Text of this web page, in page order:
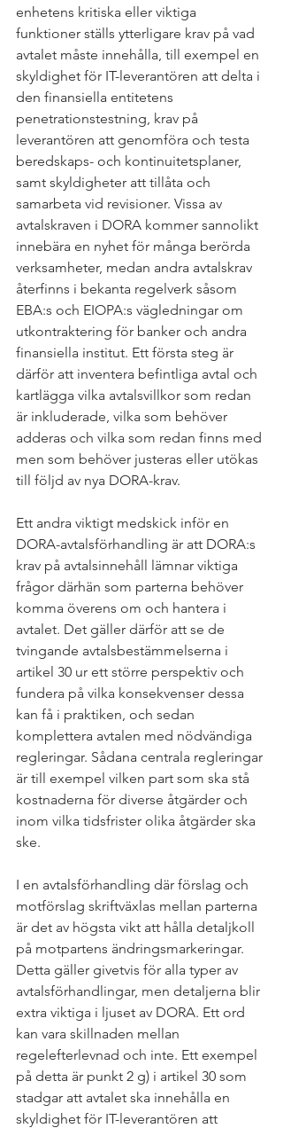
enhetens kritiska eller viktiga
funktioner ställs ytterligare krav på vad
avtalet måste innehålla, till exempel en
skyldighet för IT-leverantören att delta i
den finansiella entitetens
penetrationstestning, krav på
leverantören att genomföra och testa
beredskaps- och kontinuitetsplaner,
samt skyldigheter att tillåta och
samarbeta vid revisioner. Vissa av
avtalskraven i DORA kommer sannolikt
innebära en nyhet för många berörda
verksamheter, medan andra avtalskrav
återfinns i bekanta regelverk såsom
EBA:s och EIOPA:s vägledningar om
utkontraktering för banker och andra
finansiella institut. Ett första steg är
därför att inventera befintliga avtal och
kartlägga vilka avtalsvillkor som redan
är inkluderade, vilka som behöver
adderas och vilka som redan finns med
men som behöver justeras eller utökas
till följd av nya DORA-krav.
Ett andra viktigt medskick inför en
DORA-avtalsförhandling är att DORA:s
krav på avtalsinnehåll lämnar viktiga
frågor därhän som parterna behöver
komma överens om och hantera i
avtalet. Det gäller därför att se de
tvingande avtalsbestämmelserna i
artikel 30 ur ett större perspektiv och
fundera på vilka konsekvenser dessa
kan få i praktiken, och sedan
komplettera avtalen med nödvändiga
regleringar. Sådana centrala regleringar
är till exempel vilken part som ska stå
kostnaderna för diverse åtgärder och
inom vilka tidsfrister olika åtgärder ska
ske.
I en avtalsförhandling där förslag och
motförslag skriftväxlas mellan parterna
är det av högsta vikt att hålla detaljkoll
på motpartens ändringsmarkeringar.
Detta gäller givetvis för alla typer av
avtalsförhandlingar, men detaljerna blir
extra viktiga i ljuset av DORA. Ett ord
kan vara skillnaden mellan
regelefterlevnad och inte. Ett exempel
på detta är punkt 2 g) i artikel 30 som
stadgar att avtalet ska innehålla en
skyldighet för IT-leverantören att